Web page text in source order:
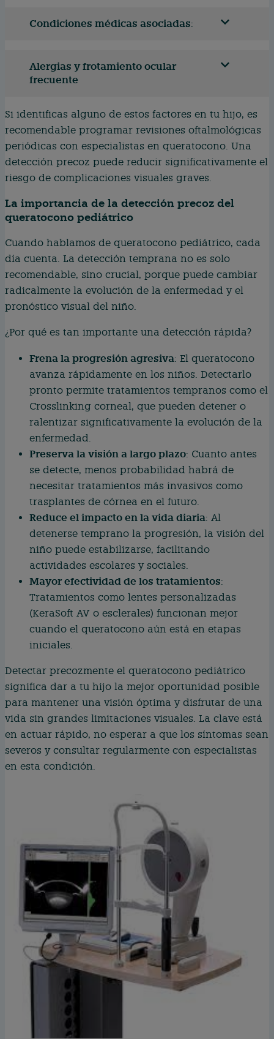
Condiciones médicas asociadas:
Alergias y frotamiento ocular
frecuente
Si identificas alguno de estos factores en tu hijo, es
recomendable programar revisiones oftalmológicas
periódicas con especialistas en queratocono. Una
detección precoz puede reducir significativamente el
riesgo de complicaciones visuales graves.
La importancia de la detección precoz del
queratocono pediátrico
Cuando hablamos de queratocono pediátrico, cada
día cuenta. La detección temprana no es solo
recomendable, sino crucial, porque puede cambiar
radicalmente la evolución de la enfermedad y el
pronóstico visual del niño.
¿Por qué es tan importante una detección rápida?
Frena la progresión agresiva: El queratocono
avanza rápidamente en los niños. Detectarlo
pronto permite tratamientos tempranos como el
Crosslinking corneal, que pueden detener o
ralentizar significativamente la evolución de la
enfermedad.
Preserva la visión a largo plazo: Cuanto antes
se detecte, menos probabilidad habrá de
necesitar tratamientos más invasivos como
trasplantes de córnea en el futuro.
Reduce el impacto en la vida diaria: Al
detenerse temprano la progresión, la visión del
niño puede estabilizarse, facilitando
actividades escolares y sociales.
Mayor efectividad de los tratamientos:
Tratamientos como lentes personalizadas
(KeraSoft AV o esclerales) funcionan mejor
cuando el queratocono aún está en etapas
iniciales.
Detectar precozmente el queratocono pediátrico
significa dar a tu hijo la mejor oportunidad posible
para mantener una visión óptima y disfrutar de una
vida sin grandes limitaciones visuales. La clave está
en actuar rápido, no esperar a que los síntomas sean
severos y consultar regularmente con especialistas
en esta condición.